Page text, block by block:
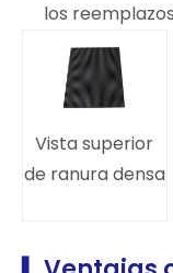
los
Vista superior
de ranura densa